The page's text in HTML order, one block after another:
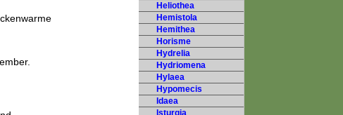
Heliothea
Hemistola
Hemithea
Horisme
Hydrelia
Hydriomena
Hylaea
Hypomecis
Idaea